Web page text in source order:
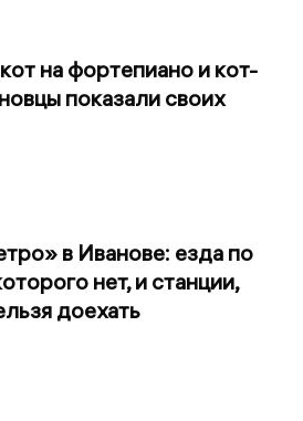
на фортепиано и кот-
показали своих
в Иванове: езда по
нет, и станции,
доехать